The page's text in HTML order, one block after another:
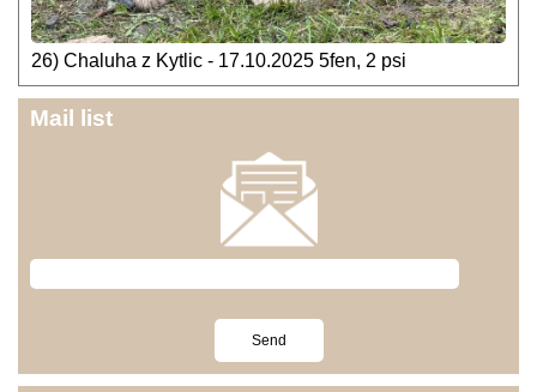
26) Chaluha z Kytlic - 17.10.2025 5fen, 2 psi
Mail list